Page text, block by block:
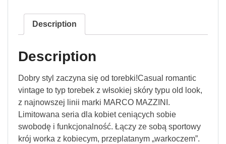
Description
Description
Dobry styl zaczyna się od torebki!Casual romantic
vintage to typ torebek z włsokiej skóry typu old look,
z najnowszej linii marki MARCO MAZZINI.
Limitowana seria dla kobiet ceniących sobie
swobodę i funkcjonalność. Łączy ze sobą sportowy
krój worka z kobiecym, przeplatanym „warkoczem”.